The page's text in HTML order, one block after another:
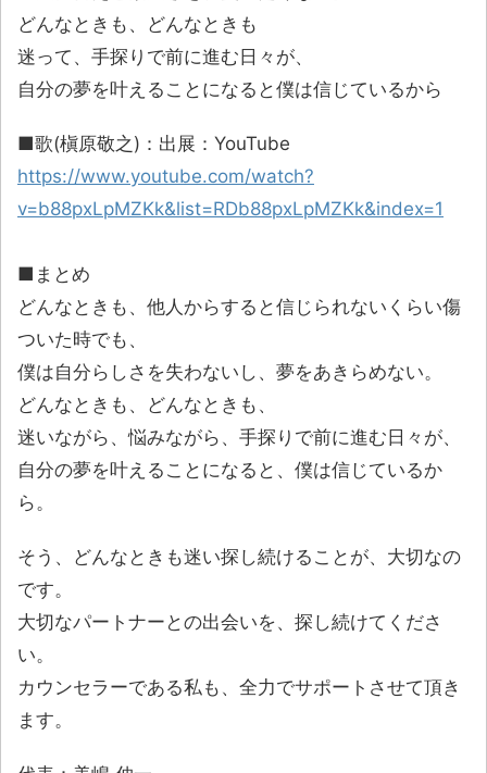
どんなときも、どんなときも
迷って、手探りで前に進む日々が、
自分の夢を叶えることになると僕は信じているから
■歌(槇原敬之)：出展：YouTube
https://www.youtube.com/watch?
v=b88pxLpMZKk&list=RDb88pxLpMZKk&index=1
■まとめ
どんなときも、他人からすると信じられないくらい傷
ついた時でも、
僕は自分らしさを失わないし、夢をあきらめない。
どんなときも、どんなときも、
迷いながら、悩みながら、手探りで前に進む日々が、
自分の夢を叶えることになると、僕は信じているか
ら。
そう、どんなときも迷い探し続けることが、大切なの
です。
大切なパートナーとの出会いを、探し続けてくださ
い。
カウンセラーである私も、全力でサポートさせて頂き
ます。